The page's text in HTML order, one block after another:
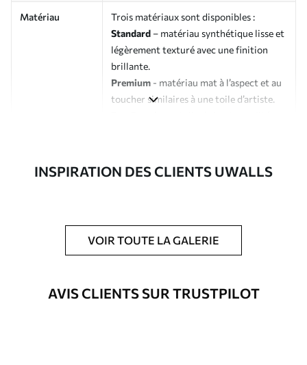
Matériau
Trois matériaux sont disponibles :
Standard – matériau synthétique lisse et
légèrement texturé avec une finition
brillante.
Premium - matériau mat à l’aspect et au
toucher similaires à une toile d’artiste.
Possibilité d'ajouter un vernis
protecteur pour renforcer la durabilité
du tableau.
Matériaux disponibles
INSPIRATION DES CLIENTS UWALLS
VOIR TOUTE LA GALERIE
AVIS CLIENTS SUR TRUSTPILOT